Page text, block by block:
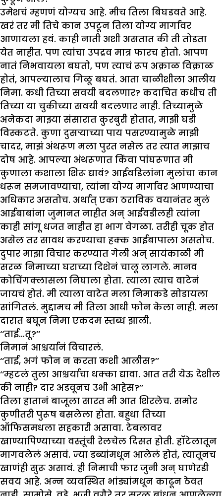
उमेशचं म्हणणं योग्यच आहे. मीच तिला बिघडवते आहे.
खरं तर मी तिचे कान उपटून तिला योग्य मार्गावर
आणायला हवं. काही नाती अशी असतात की ती तोडता
येत नाहीत. पण त्यांचा उपद्रव मात्र फारच होतो. आपण
नातं निभवायला बघतो, पण त्याचं रूप अक्राळ विक्राळ
होतं, आपल्यालाच गिळू बघतं. आता चाळीशीला आलीय
निमा. कधी तिच्या सवयी बदलणार? कदाचित कधीच ती
तिच्या या चुकीच्या सवयी बदलणार नाही. तिच्यामुळे
अनेकदा माझ्या संसारात कुरबुरी होतात, माझी घडी
विस्कटते. कुणा दुसऱ्याच्या पाय पसरण्यामुळे माझी
चादर, माझं अंथरूण मला पुरत नसेल तर त्यात माझाच
दोष आहे. आपल्या अंथरूणात किंवा पांघरूणात मी
कुणाला कशाला शिरू द्यावं? आईवडिलांना मुलांचा कान
धरून समजावण्याचा, त्यांना योग्य मार्गावर आणण्याचा
अधिकार असतोच. अर्थात् एका ठराविक वयानंतर मुलं
आईबाबांना जुमानत नाहीत अन् आईवडीलही त्यांना
काही सांगू धजत नाहीत हा भाग वेगळा. तरीही चूक होत
असेल तर सावध करण्याचा हक्क आईबापाला असतोच.
दुपार माझा विचार करण्यात गेली अन् सायंकाळी मी
सरळ निमाच्या घराच्या दिशेनं चालू लागले. मानव
कोचिंगक्लासला निघाला होता. त्याला त्याच वाटेनं
जायचं होतं. मी त्याला वाटेत मला निमाकडे सोडायला
सांगितलं. मुद्दामच मी तिला आधी फोन केला नाही. मला
दारात बघून निमा एकदम स्तब्ध झाली.
‘‘ताई…तू?’’
निमानं आश्चर्यानं विचारलं.
‘‘ताई, अगं फोन न करता कशी आलीस?’’
‘‘म्हटलं तुला आश्चर्याचा धक्का द्यावा. आत तरी येऊ देशील
की नाही? दार अडवूनच उभी आहेस?’’
तिला हातानं बाजूला सारत मी आत शिरलेच. समोर
कुणीतरी पुरूष बसलेला होता. बहुधा तिच्या
ऑफिसमधला सहकारी असावा. टेबलावर
खाण्यापिण्याच्या वस्तूंची रेलचेल दिसत होती. हॉटेलातून
मागवलेलं असावं. ज्या डब्यांमधून आलेलं होतं, त्यातूनच
खाणंही सुरू असावं. ही निमाची फार जुनी अन् घाणेरडी
सवय आहे. अन्न व्यवस्थित भांड्यांमधून काढून ठेवत